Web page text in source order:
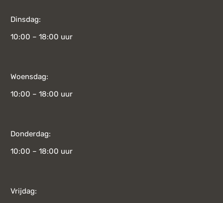
Dinsdag:
10:00 – 18:00 uur
Woensdag:
10:00 – 18:00 uur
Donderdag:
10:00 – 18:00 uur
Vrijdag: